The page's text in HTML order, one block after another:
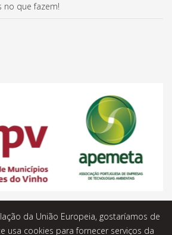
no que fazem!
da União Europeia, gostaríamos de
usa cookies para fornecer serviços da